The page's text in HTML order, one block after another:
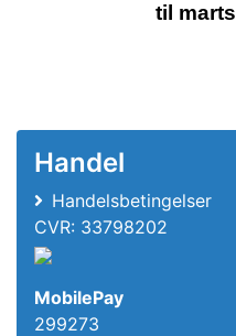
til marts
Handel
Handelsbetingelser
CVR: 33798202
MobilePay
299273